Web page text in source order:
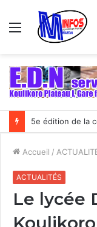
Menu
Accueil /
ACTUALITÉS
Le lycée